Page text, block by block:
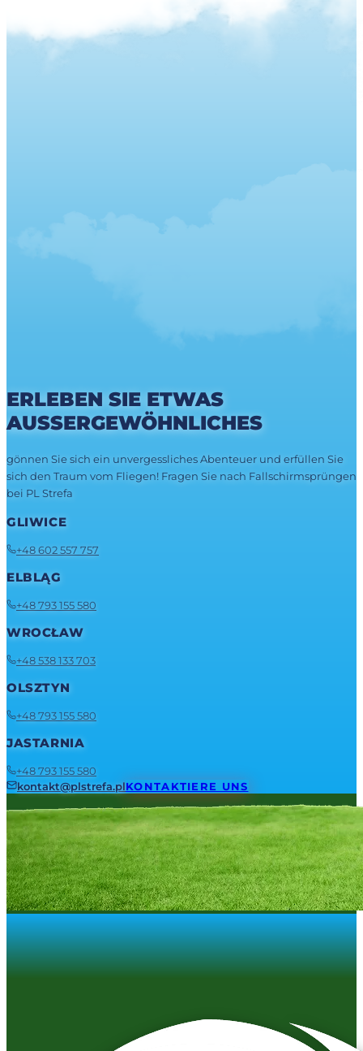
ERLEBEN SIE ETWAS
AUSSERGEWÖHNLICHES
gönnen Sie sich ein unvergessliches Abenteuer und erfüllen Sie
sich den Traum vom Fliegen! Fragen Sie nach Fallschirmsprüngen
bei PL Strefa
GLIWICE
+48 602 557 757
ELBLĄG
+48 793 155 580
WROCŁAW
+48 538 133 703
OLSZTYN
+48 793 155 580
JASTARNIA
+48 793 155 580
kontakt@plstrefa.plKONTAKTIERE UNS